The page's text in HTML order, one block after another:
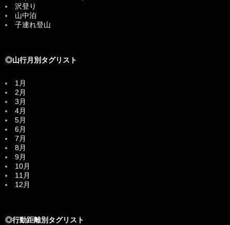
沢登り
山中泊
子連れ登山
◎山行月別タグリスト
1月
2月
3月
4月
5月
6月
7月
8月
9月
10月
11月
12月
◎行動距離別タグリスト